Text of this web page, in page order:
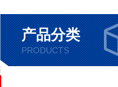
产品分类
PRODUCTS